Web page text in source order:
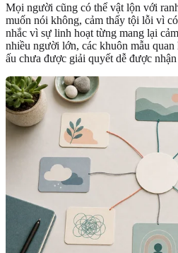
Mọi người cũng có thể vật lộn với
muốn nói không, cảm thấy tội lỗi vì
nhắc vì sự linh hoạt từng mang lại
nhiều người lớn, các khuôn mẫu
ấu chưa được giải quyết dễ được nhận